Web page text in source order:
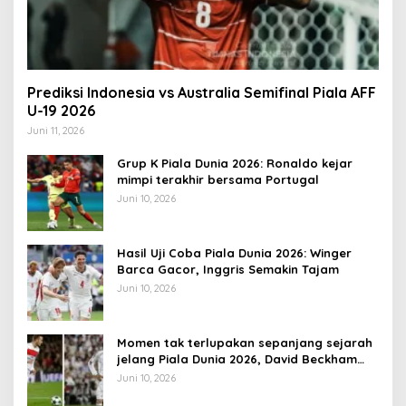
Prediksi Indonesia vs Australia Semifinal Piala AFF
U-19 2026
Juni 11, 2026
Grup K Piala Dunia 2026: Ronaldo kejar
mimpi terakhir bersama Portugal
Juni 10, 2026
Hasil Uji Coba Piala Dunia 2026: Winger
Barca Gacor, Inggris Semakin Tajam
Juni 10, 2026
Momen tak terlupakan sepanjang sejarah
jelang Piala Dunia 2026, David Beckham
pernah dapat kartu merah
Juni 10, 2026